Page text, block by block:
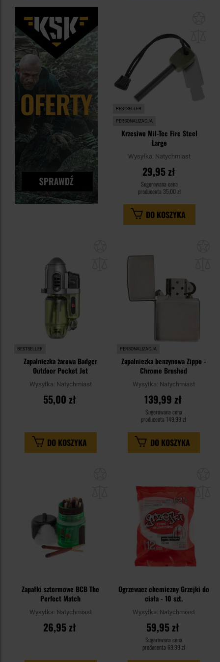
BESTSELLER
PERSONALIZACJA
Krzesiwo Mil-Tec Fire Steel
Large
Wysyłka: Natychmiast
29,95 zł
Sugerowana cena
producenta 35,00 zł
DO KOSZYKA
schowka
BESTSELLER
Zapalniczka żarowa Badger
Outdoor Pocket Jet
Wysyłka: Natychmiast
55,00 zł
DO KOSZYKA
PERSONALIZACJA
Zapalniczka benzynowa Zippo -
Chrome Brushed
Wysyłka: Natychmiast
139,99 zł
Sugerowana cena
producenta 149,99 zł
DO KOSZYKA
schowka
Zapałki sztormowe BCB The
Perfect Match
Wysyłka: Natychmiast
26,95 zł
Ogrzewacz chemiczny Grzejki do
ciała - 10 szt.
Wysyłka: Natychmiast
59,95 zł
Sugerowana cena
producenta 69,99 zł